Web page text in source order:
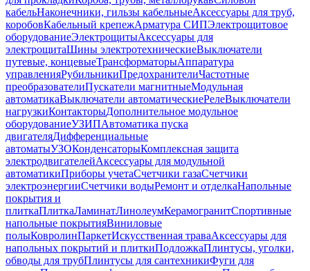
кабельНаконечники, гильзы кабельныеАксессуары для труб,
коробовКабельный крепежАрматура СИПЭлектрощитовое
оборудованиеЭлектрощитыАксессуары для
электрощитаШины электротехническиеВыключатели
путевые, концевыеТрансформаторыАппаратура
управленияРубильникиПредохранителиЧастотные
преобразователиПускатели магнитныеМодульная
автоматикаВыключатели автоматическиеРелеВыключатели
нагрузкиКонтакторыДополнительное модульное
оборудованиеУЗИПАвтоматика пуска
двигателяДифференциальные
автоматыУЗОКонденсаторыКомплексная защита
электродвигателейАксессуары для модульной
автоматикиПриборы учетаСчетчики газаСчетчики
электроэнергииСчетчики водыРемонт и отделкаНапольные
покрытия и
плиткаПлиткаЛаминатЛинолеумКерамогранитСпортивные
напольные покрытияВиниловые
полыКовролинПаркетИскусственная траваАксессуары для
напольных покрытий и плиткиПодложкаПлинтусы, уголки,
обводы для трубПлинтусы для сантехникиФуги для